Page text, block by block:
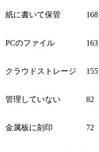
紙に書いて保管 168
PCのファイル 163
クラウドストレージ 155
管理していない 82
金属板に刻印 72